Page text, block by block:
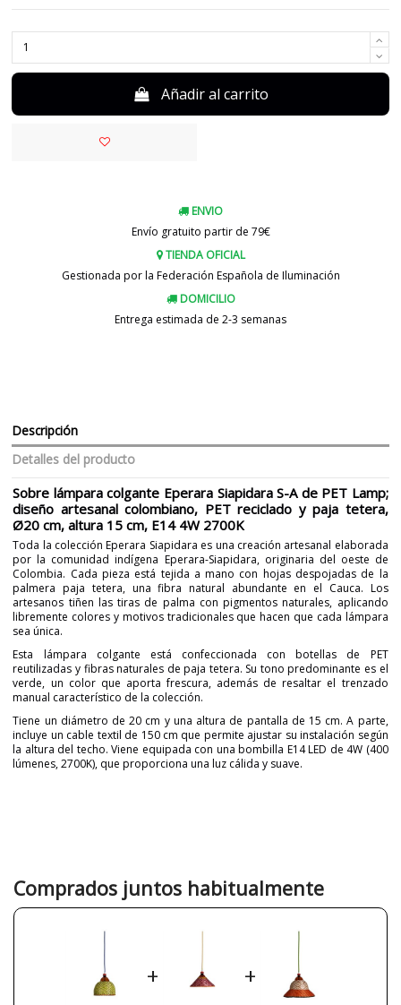
Añadir al carrito
ENVIO
Envío gratuito partir de 79€
TIENDA OFICIAL
Gestionada por la Federación Española de Iluminación
DOMICILIO
Entrega estimada de 2-3 semanas
Descripción
Detalles del producto
Sobre lámpara colgante Eperara Siapidara S-A de PET Lamp;
diseño artesanal colombiano, PET reciclado y paja tetera,
Ø20 cm, altura 15 cm, E14 4W 2700K
Toda la colección Eperara Siapidara es una creación artesanal elaborada
por la comunidad indígena Eperara-Siapidara, originaria del oeste de
Colombia. Cada pieza está tejida a mano con hojas despojadas de la
palmera paja tetera, una fibra natural abundante en el Cauca. Los
artesanos tiñen las tiras de palma con pigmentos naturales, aplicando
libremente colores y motivos tradicionales que hacen que cada lámpara
sea única.
Esta lámpara colgante está confeccionada con botellas de PET
reutilizadas y fibras naturales de paja tetera. Su tono predominante es el
verde, un color que aporta frescura, además de resaltar el trenzado
manual característico de la colección.
Tiene un diámetro de 20 cm y una altura de pantalla de 15 cm. A parte,
incluye un cable textil de 150 cm que permite ajustar su instalación según
la altura del techo. Viene equipada con una bombilla E14 LED de 4W (400
lúmenes, 2700K), que proporciona una luz cálida y suave.
Color
Verde
Alto (cm)
2-3 semanas
Comprados juntos habitualmente
+ +